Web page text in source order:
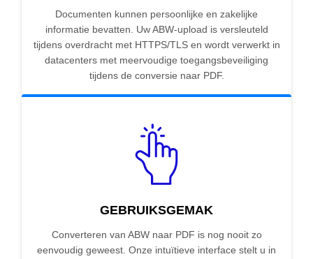
Documenten kunnen persoonlijke en zakelijke
informatie bevatten. Uw ABW-upload is versleuteld
tijdens overdracht met HTTPS/TLS en wordt verwerkt in
datacenters met meervoudige toegangsbeveiliging
tijdens de conversie naar PDF.
GEBRUIKSGEMAK
Converteren van ABW naar PDF is nog nooit zo
eenvoudig geweest. Onze intuïtieve interface stelt u in